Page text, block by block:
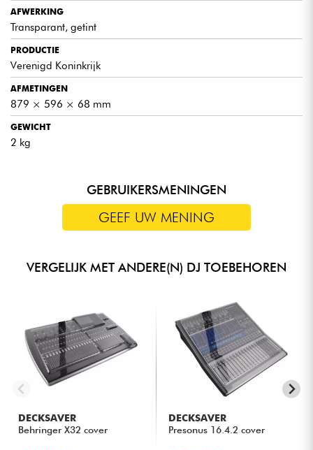
AFWERKING
Transparant, getint
PRODUCTIE
Verenigd Koninkrijk
AFMETINGEN
879 × 596 × 68 mm
GEWICHT
2 kg
GEBRUIKERSMENINGEN
GEEF UW MENING
VERGELIJK MET ANDERE(N) DJ TOEBEHOREN
DECKSAVER
Behringer X32 cover
DECKSAVER
Presonus 16.4.2 cover